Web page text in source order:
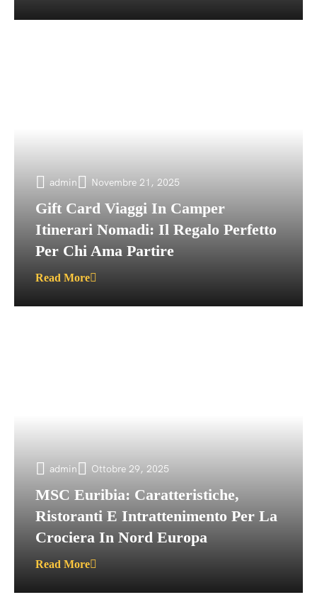
admin Novembre 21, 2025
Gift Card Viaggi In Camper
Itinerari Nomadi: Il Regalo Perfetto
Per Chi Ama Partire
Read More
admin Ottobre 29, 2025
MSC Euribia: Caratteristiche,
Ristoranti E Intrattenimento Per La
Crociera In Nord Europa
Read More